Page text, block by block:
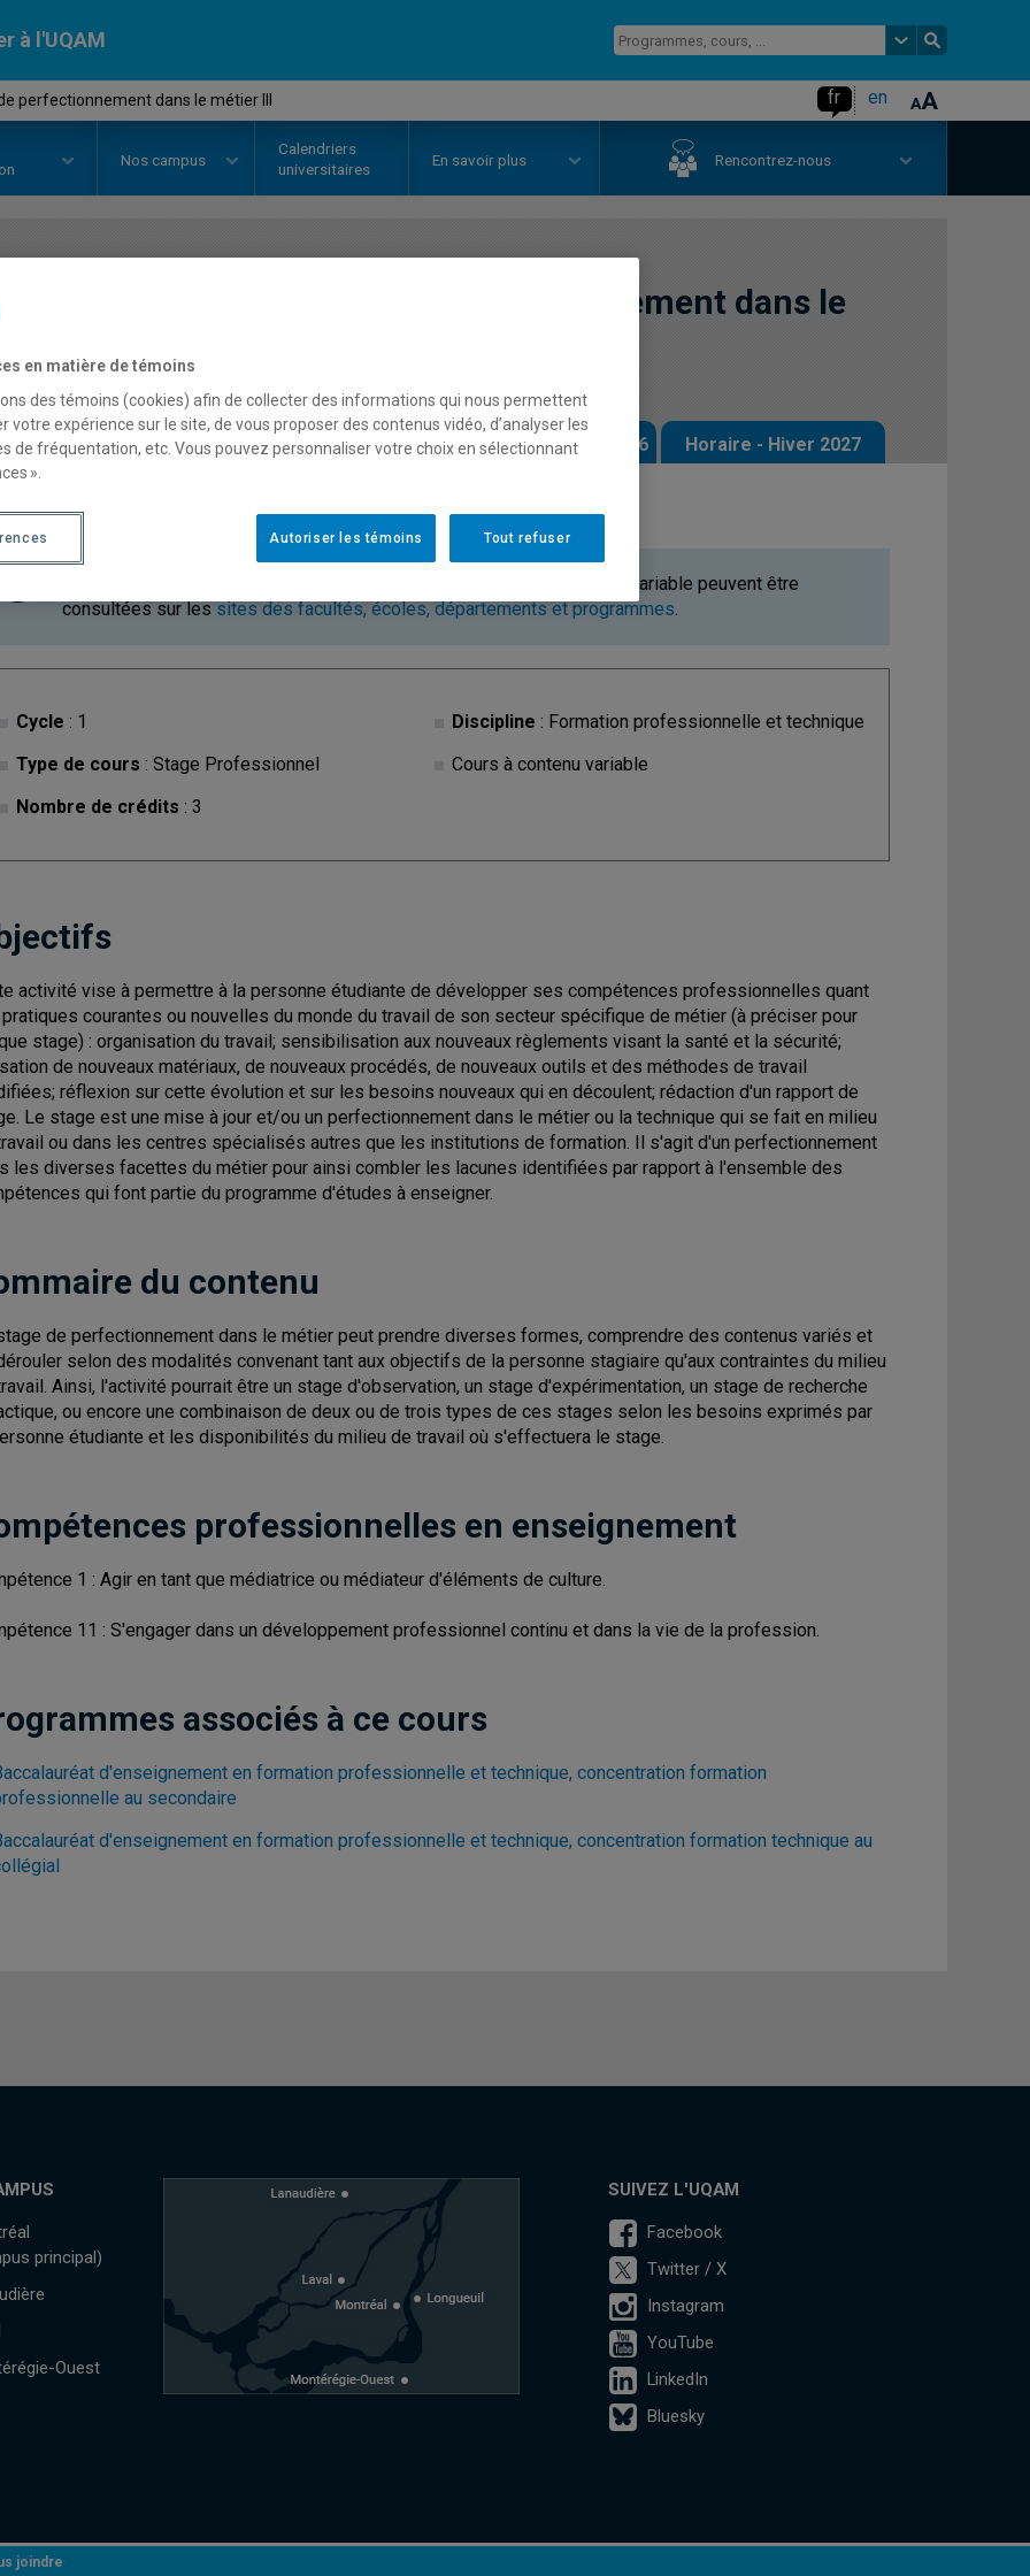
à l'UQAM
perfectionnement dans le métier III fr en
Nos campus
Calendriers
universitaires
En savoir plus Rencontrez-nous
Stage de perfectionnement dans le
métier III
Description Horaire - Été 2026 Horaire - Automne 2026 Horaire - Hiver 2027
Ce cours est à contenu variable. Les descriptions des cours à contenu variable peuvent être
consultées sur lessites des facultés, écoles, départements et programmes.
Cycle : 1
Type de cours : Stage Professionnel
Nombre de crédits : 3
Discipline : Formation professionnelle et technique
Cours à contenu variable
activité vise à permettre à la personne étudiante de développer ses compétences professionnelles quant
pratiques courantes ou nouvelles du monde du travail de son secteur spécifique de métier (à préciser pour
stage) : organisation du travail; sensibilisation aux nouveaux règlements visant la santé et la sécurité;
de nouveaux matériaux, de nouveaux procédés, de nouveaux outils et des méthodes de travail
réflexion sur cette évolution et sur les besoins nouveaux qui en découlent; rédaction d'un rapport de
Le stage est une mise à jour et/ou un perfectionnement dans le métier ou la technique qui se fait en milieu
ou dans les centres spécialisés autres que les institutions de formation. Il s'agit d'un perfectionnement
les diverses facettes du métier pour ainsi combler les lacunes identifiées par rapport à l'ensemble des
qui font partie du programme d'études à enseigner.
du contenu
de perfectionnement dans le métier peut prendre diverses formes, comprendre des contenus variés et
selon des modalités convenant tant aux objectifs de la personne stagiaire qu'aux contraintes du milieu
Ainsi, l'activité pourrait être un stage d'observation, un stage d'expérimentation, un stage de recherche
ou encore une combinaison de deux ou de trois types de ces stages selon les besoins exprimés par
étudiante et les disponibilités du milieu de travail où s'effectuera le stage.
professionnelles en enseignement
1 : Agir en tant que médiatrice ou médiateur d'éléments de culture.
11 : S'engager dans un développement professionnel continu et dans la vie de la profession.
associés à ce cours
d'enseignement en formation professionnelle et technique, concentration formation
au secondaire
d'enseignement en formation professionnelle et technique, concentration formation technique au
principal)
Ouest
SUIVEZ L'UQAM
Facebook
Twitter / X
Instagram
YouTube
LinkedIn
Bluesky
joindre
en matière de témoins
des témoins (cookies) afin de collecter des informations qui nous permettent
votre expérience sur le site, de vous proposer des contenus vidéo, d’analyser les
de fréquentation, etc. Vous pouvez personnaliser votre choix en sélectionnant
».
Tout refuser
Autoriser les témoins